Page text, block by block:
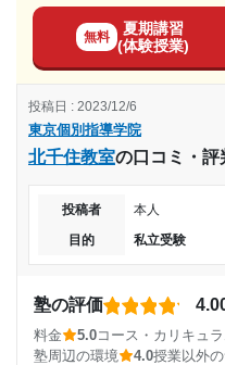
月額料金
10,000円〜30,000円
目的の達成度
達成
高3から勉強を始めたに
合格することができた。
授業以外のサポート
(相談・面談、家庭学習のサポート
自習室もあり、質問対応も
く勉強ができた。
利用詳細
2021年4月〜2023年3月
高校2年
料金
料金が安いとは思えなか
スや授業の質から考えてみ
自分がやりたいと思ってい
ができ、また苦手単元を受
ら。
塾内の環境
また冬場などは空気が悪く
塾周辺の環境
無料
夏期講習
(体験授業)
東京個別指導学院
北千住教室の口コミ・評
投稿日 : 2023/12/6
投稿者 本人
目的
私立受験
塾の評価
料金 5.0コース・カリキュ
塾周辺の環境
4.0授業以外